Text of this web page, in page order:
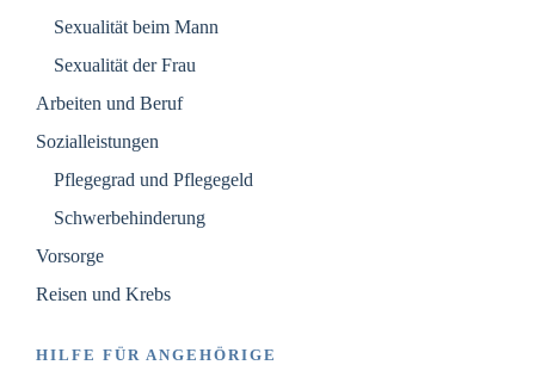
Sexualität beim Mann
Sexualität der Frau
Arbeiten und Beruf
Sozialleistungen
Pflegegrad und Pflegegeld
Schwerbehinderung
Vorsorge
Reisen und Krebs
HILFE FÜR ANGEHÖRIGE